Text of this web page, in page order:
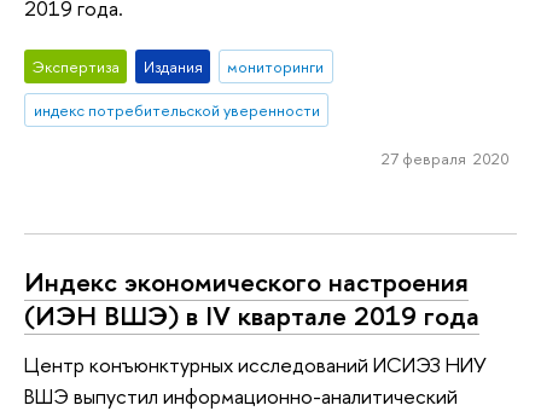
2019 года.
Экспертиза Издания
мониторинги
индекс потребительской уверенности
27 февраля 2020
Индекс экономического настроения
(ИЭН ВШЭ) в IV квартале 2019 года
Центр конъюнктурных исследований ИСИЭЗ НИУ
ВШЭ выпустил информационно-аналитический